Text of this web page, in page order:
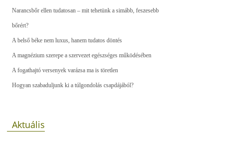
Narancsbőr ellen tudatosan – mit tehetünk a simább, feszesebb
bőrért?
A belső béke nem luxus, hanem tudatos döntés
A magnézium szerepe a szervezet egészséges működésében
A fogathajtó versenyek varázsa ma is töretlen
Hogyan szabaduljunk ki a túlgondolás csapdájából?
Aktuális